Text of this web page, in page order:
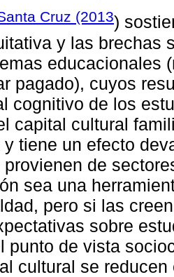
Cruz (2013)
y las brechas
educacionales
pagado), cuyos
cognitivo de los
capital cultural
y tiene un efecto
provienen de
sea una
pero si las
sobre
punto de vista
cultural se